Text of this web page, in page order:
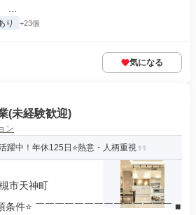
...
り +23個
気になる
(未経験歓迎)
ン
躍中！年休125日⭐熱意・人柄重視
市天神町
条件⭐ ￣￣￣￣￣￣￣￣￣￣￣￣￣￣ ■